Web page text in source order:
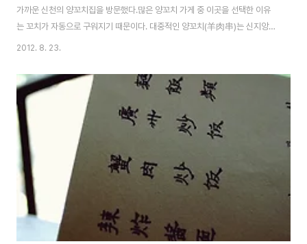
가까운 신천의 양꼬치집을 방문했다.많은 양꼬치 가게 중 이곳을 선택한 이유
는 꼬치가 자동으로 구워지기 때문이다. 대중적인 양꼬치(羊肉串)는 신지앙
(新疆)식으로 일반적으로 양꼬치는 신지앙에서 전해진 것이라 여긴다. 그러나
그려져 있는 돌 2개가 출토되었다.관련 연구에 따르면 그림 속의 사람들의 모
습으로 볼 때 그들은 한대 사람이고, 그들이 먹고 있는 것은 소와 양꼬치였다.이
그림을 통해 당시 산동 남부 지역의 민간 식습관을 알아 볼 수 있다고 한다. 기
본적으로 양파 장아찌, 볶음 땅콩, 쑤안차이(酸菜) 그리고 쯔란(孜然)과 고추
가루, 참깨를 넣은 소스가 나온..
2012. 8. 23.